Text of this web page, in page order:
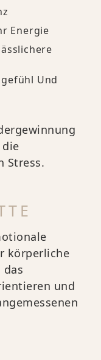
Energie
Und
Stress.
körperliche
das
und